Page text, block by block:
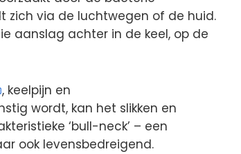
zich via de luchtwegen of de huid.
aanslag achter in de keel, op de
, keelpijn en
wordt, kan het slikken en
‘bull-neck’ – een
ook levensbedreigend.